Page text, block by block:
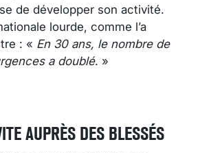
de développer son activité.
lourde, comme l’a
: « En 30 ans, le nombre de
a doublé. »
AUPRÈS DES BLESSÉS